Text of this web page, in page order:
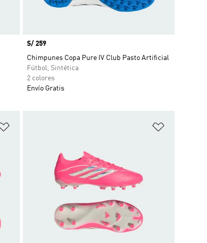
Precio
S/ 259
Chimpunes Copa Pure IV Club Pasto Artificial
Fútbol, Sintética
2 colores
Envío Gratis